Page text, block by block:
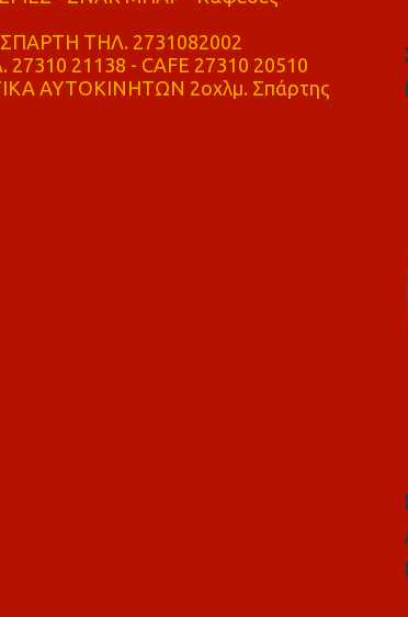
ΤΗΛ. 2731082002
21138 - CAFE 27310 20510
ΑΥΤΟΚΙΝΗΤΩΝ 2οχλμ. Σπάρτης